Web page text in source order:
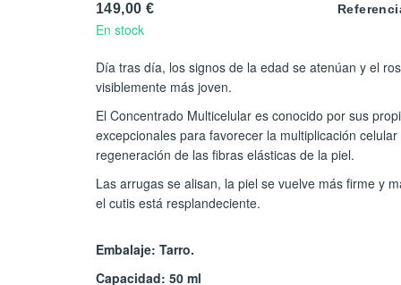
149,00 €
En stock
Día tras día, los signos de la edad se atenúan y el
visiblemente más joven.
El Concentrado Multicelular es conocido por sus
excepcionales para favorecer la multiplicación celular
regeneración de las fibras elásticas de la piel.
Las arrugas se alisan, la piel se vuelve más firme y
el cutis está resplandeciente.
Embalaje: Tarro.
Capacidad: 50 ml